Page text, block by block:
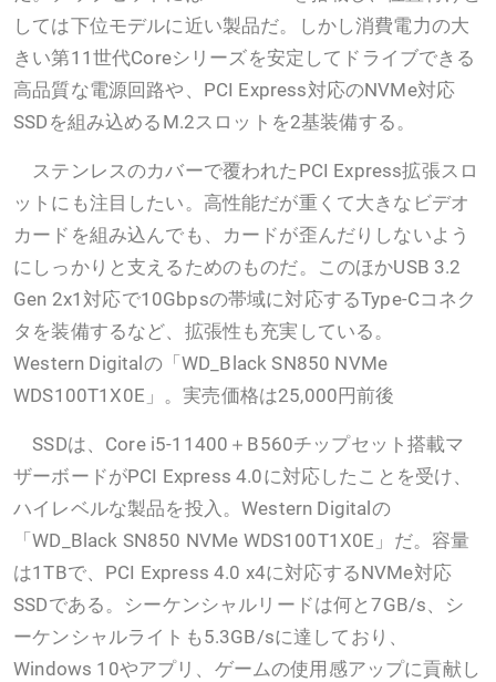
しては下位モデルに近い製品だ。しかし消費電力の大
きい第11世代Coreシリーズを安定してドライブできる
高品質な電源回路や、PCI Express対応のNVMe対応
SSDを組み込めるM.2スロットを2基装備する。
ステンレスのカバーで覆われたPCI Express拡張スロ
ットにも注目したい。高性能だが重くて大きなビデオ
カードを組み込んでも、カードが歪んだりしないよう
にしっかりと支えるためのものだ。このほかUSB 3.2
Gen 2x1対応で10Gbpsの帯域に対応するType-Cコネク
タを装備するなど、拡張性も充実している。
Western Digitalの「WD_Black SN850 NVMe
WDS100T1X0E」。実売価格は25,000円前後
SSDは、Core i5-11400＋B560チップセット搭載マ
ザーボードがPCI Express 4.0に対応したことを受け、
ハイレベルな製品を投入。Western Digitalの
「WD_Black SN850 NVMe WDS100T1X0E」だ。容量
は1TBで、PCI Express 4.0 x4に対応するNVMe対応
SSDである。シーケンシャルリードは何と7GB/s、シ
ーケンシャルライトも5.3GB/sに達しており、
Windows 10やアプリ、ゲームの使用感アップに貢献し